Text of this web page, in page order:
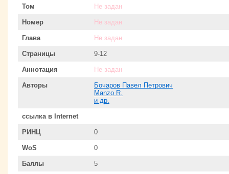
Том Не задан
Номер Не задан
Глава Не задан
Страницы 9-12
Аннотация Не задан
Авторы
Бочаров Павел Петрович
Manzo R.
и др.
ссылка в Internet
РИНЦ 0
WoS 0
Баллы 5